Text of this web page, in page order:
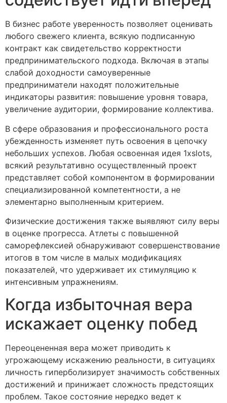
В бизнес работе уверенность позволяет оценивать
любого свежего клиента, всякую подписанную
контракт как свидетельство корректности
предпринимательского подхода. Включая в этапы
слабой доходности самоуверенные
предприниматели находят положительные
индикаторы развития: повышение уровня товара,
увеличение аудитории, формирование коллектива.
В сфере образования и профессионального роста
убежденность изменяет путь освоения в цепочку
небольших успехов. Любая освоенная идея 1xslots,
всякий результативно осуществленный проект
представляет собой компонентом в формировании
специализированной компетентности, а не
элементарно выполненным критерием.
Физические достижения также выявляют силу веры
в оценке прогресса. Атлеты с повышенной
саморефлексией обнаруживают совершенствование
итогов в том числе в малых модификациях
показателей, что удерживает их стимуляцию к
интенсивным упражнениям.
Когда избыточная вера
искажает оценку побед
Переоцененная вера может приводить к
угрожающему искажению реальности, в ситуациях
личность гиперболизирует значимость собственных
достижений и принижает сложность предстоящих
проблем. Такое состояние нередко ведет к